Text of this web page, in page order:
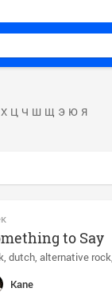
Х Ц Ч Ш Щ Э Ю Я
to Say
dutch alternative rock
Kane